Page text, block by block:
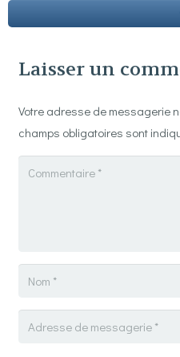
Laisser un
Votre adresse de messagerie
champs obligatoires sont